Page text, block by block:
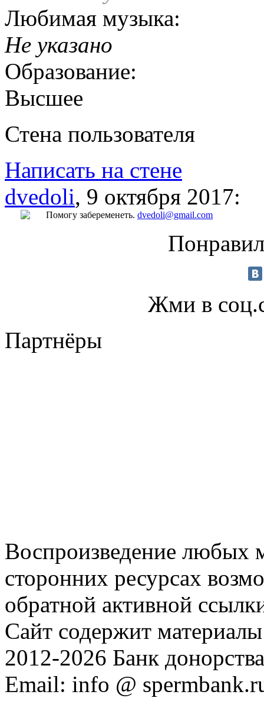
Любимая музыка:
Не указано
Образование:
Высшее
Стена пользователя
Написать на стене
dvedoli, 9 октября 2017:
Помогу забеременеть. dvedoli@gmail.com
Жми в
Партнёры
Воспроизведение любых
сторонних ресурсах
обратной активной
Сайт содержит
2012-2026 Банк
Email: info @